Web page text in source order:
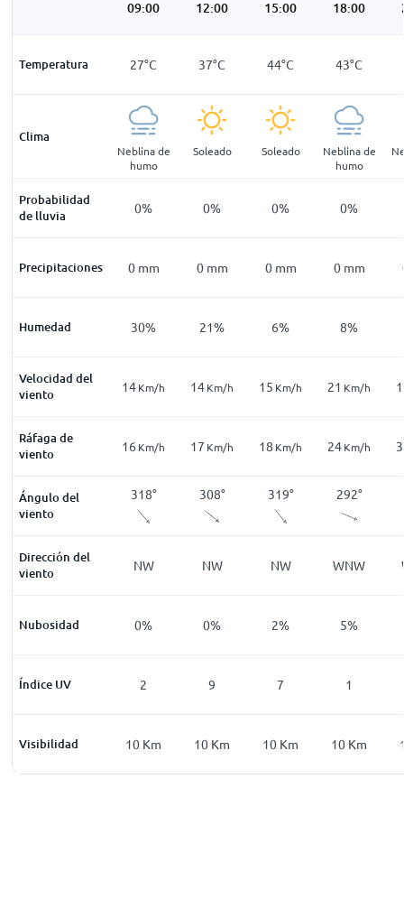
09:00 12:00 15:00 18:00
Temperatura
C 22°C 27°C 37°C 44°C 43°C
Clima
Neblina de
humo
Soleado Soleado
Neblina de
humo
Probabilidad
de lluvia1% 0% 0% 0% 0%
Precipitaciones
mm 0mm 0 mm 0 mm 0 mm 0 mm
Humedad
37 30% 21% 6% 8%
Velocidad del
viento
Km/h 12Km/h 14Km/h 14Km/h 15 Km/h 21 Km/h
Ráfaga de
viento
Km/h 24Km/h 16 Km/h 17 Km/h 18 Km/h 24Km/h
Ángulo del
viento
300 318° 308° 319° 292°
Dirección del
viento WNW NW NW NW WNW
Nubosidad
0% 0% 0% 2% 5%
Índice UV 2 9 7 1
Visibilidad
Km 10Km 10 Km 10 Km 10 Km 10 Km